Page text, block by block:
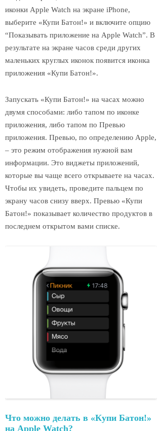
иконки Apple Watch на экране iPhone,
выберите «Купи Батон!» и включите опцию
“Показывать приложение на Apple Watch”. В
результате на экране часов среди других
маленьких круглых иконок появится иконка
приложения «Купи Батон!».
Запускать «Купи Батон!» на часах можно
двумя способами: либо тапом по иконке
приложения, либо тапом по Превью
приложения. Превью, по определению Apple,
– это режим отображения нужной вам
информации. Это виджеты приложений,
которые вы чаще всего открываете на часах.
Чтобы их увидеть, проведите пальцем по
экрану часов снизу вверх. Превью «Купи
Батон!» показывает количество продуктов в
последнем открытом вами списке.
Что можно делать в «Купи Батон!»
на Apple Watch?